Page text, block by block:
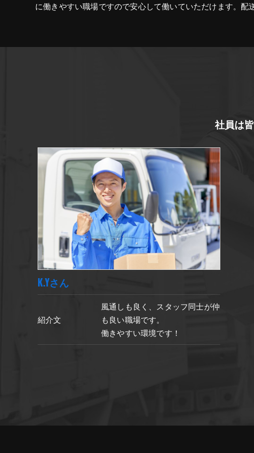
に働きやすい職場ですので安心して働いていただけます。配
社員は
K.Yさん
紹介文
風通しも良く、スタッフ同士が仲
も良い職場です。
働きやすい環境です！